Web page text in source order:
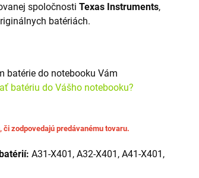
spoločnostiTexas Instruments,
batériách.
batérie do notebooku Vám
batériu do Vášho notebooku?
zodpovedajú predávanému tovaru.
A31-X401, A32-X401, A41-X401,